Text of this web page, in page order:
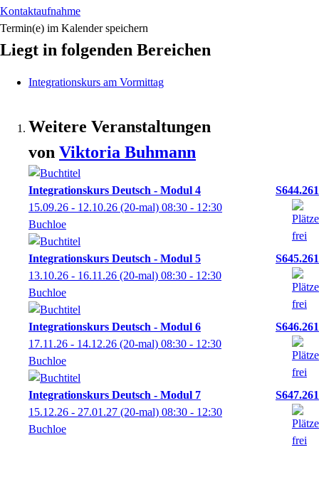
Kontaktaufnahme
Termin(e) im Kalender speichern
Liegt in folgenden Bereichen
Integrationskurs am Vormittag
Weitere Veranstaltungen
von Viktoria Buhmann
Integrationskurs Deutsch - Modul 4
S644.261
15.09.26 - 12.10.26 (20-mal) 08:30 - 12:30
Buchloe
Integrationskurs Deutsch - Modul 5
S645.261
13.10.26 - 16.11.26 (20-mal) 08:30 - 12:30
Buchloe
Integrationskurs Deutsch - Modul 6
S646.261
17.11.26 - 14.12.26 (20-mal) 08:30 - 12:30
Buchloe
Integrationskurs Deutsch - Modul 7
S647.261
15.12.26 - 27.01.27 (20-mal) 08:30 - 12:30
Buchloe